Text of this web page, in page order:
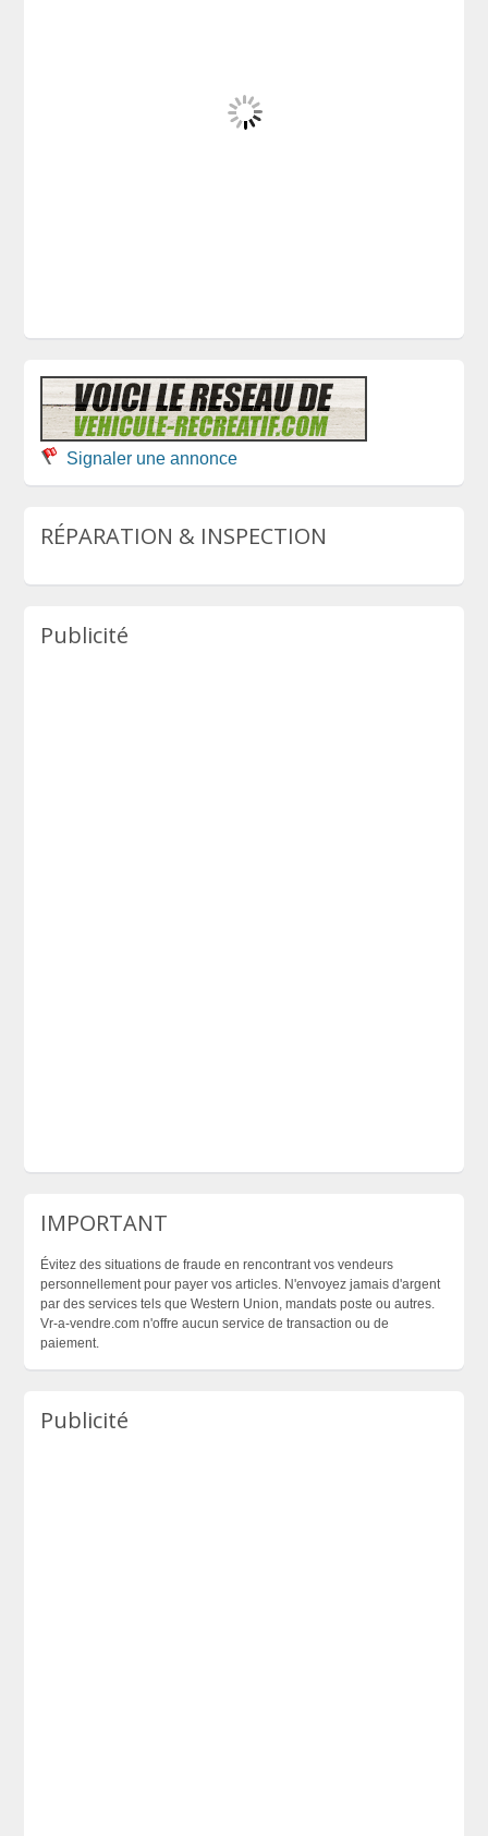
Signaler une annonce
RÉPARATION & INSPECTION
Publicité
IMPORTANT
Évitez des situations de fraude en rencontrant vos vendeurs
personnellement pour payer vos articles. N'envoyez jamais d'argent
par des services tels que Western Union, mandats poste ou autres.
Vr-a-vendre.com n'offre aucun service de transaction ou de
paiement.
Publicité